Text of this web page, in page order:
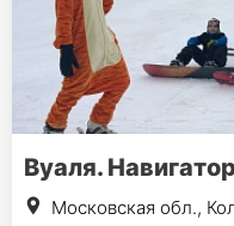
Вуаля. Навигатор
Московская обл.,